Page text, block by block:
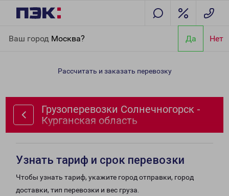
Ваш город Москва? Да Нет
Курганская область
Рассчитать и заказать перевозку
Грузоперевозки Солнечногорск -
Курганская область
Узнать тариф и срок перевозки
Чтобы узнать тариф, укажите город отправки, город
доставки, тип перевозки и вес груза.